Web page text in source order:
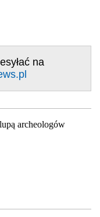
na
archeologów